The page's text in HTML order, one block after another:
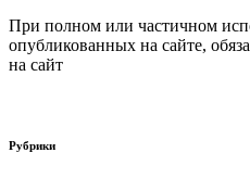
При полном или частичном
опубликованных на сайте,
на сайт
Рубрики